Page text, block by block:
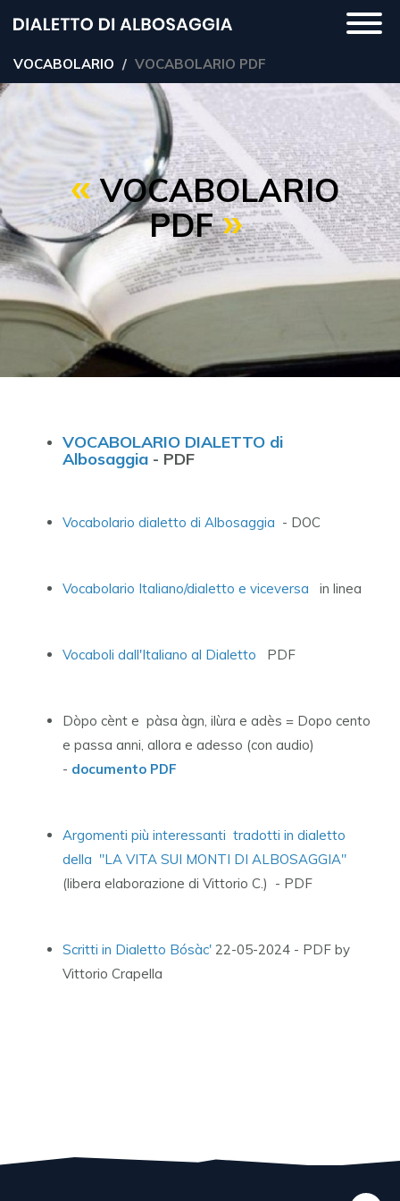
contenuto
principale
VOCABOLARIO VOCABOLARIO PDF
VOCABOLARIO
PDF
VOCABOLARIO DIALETTO di
Albosaggia - PDF
Vocabolario dialetto di Albosaggia - DOC
Vocabolario Italiano/dialetto e viceversa in linea
Vocaboli dall'Italiano al Dialetto PDF
Dòpo cènt e pàsa àgn, ilùra e adès = Dopo cento
e passa anni, allora e adesso (con audio)
- documento PDF
Argomenti più interessanti tradotti in dialetto
della "LA VITA SUI MONTI DI ALBOSAGGIA"
(libera elaborazione di Vittorio C.) - PDF
Scritti in Dialetto Bósàc' 22-05-2024 - PDF by
Vittorio Crapella